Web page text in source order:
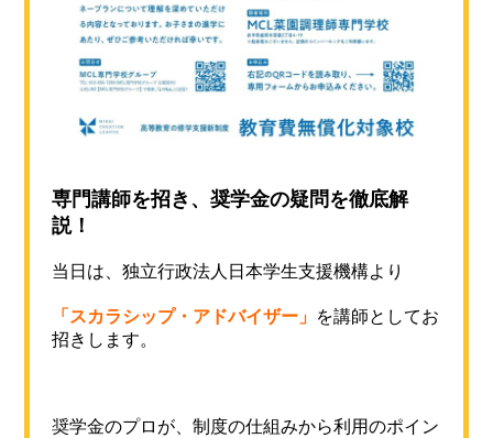
専門講師を招き、奨学金の疑問を徹底解
説！
当日は、独立行政法人日本学生支援機構より
「スカラシップ・アドバイザー」 を講師としてお
招きします。
奨学金のプロが、制度の仕組みから利用のポイン